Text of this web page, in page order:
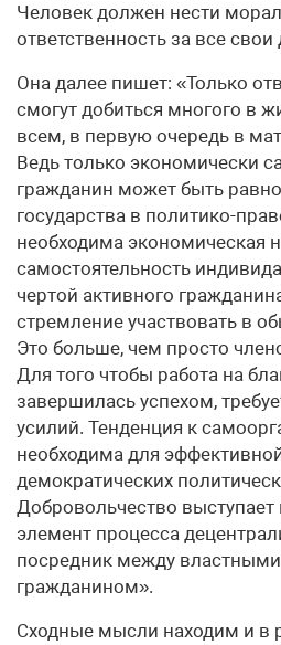
Человек должен нести
ответственность за все свои
Она далее пишет: «Только
смогут добиться многого в
всем, в первую очередь в
Ведь только экономически
гражданин может быть
государства в политико-
необходима экономическая
самостоятельность
чертой активного
стремление участвовать в
Это больше, чем просто
Для того чтобы работа на
завершилась успехом,
усилий. Тенденция к
необходима для
демократических
Добровольчество
элемент процесса
посредник между властными
гражданином».
Сходные мысли находим и в